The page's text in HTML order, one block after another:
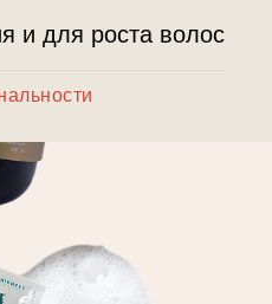
и для роста волос